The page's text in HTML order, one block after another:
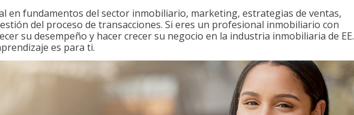
en fundamentos del sector inmobiliario, marketing, estrategias de ventas,
del proceso de transacciones. Si eres un profesional inmobiliario con
su desempeño y hacer crecer su negocio en la industria inmobiliaria de EE.
es para ti.